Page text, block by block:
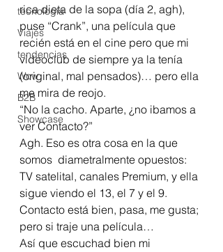
tecnología
Viajes
tendencias
Wow
B2B
Showcase
rica dieta de la sopa (día 2, agh),
puse “Crank”, una película que
recién está en el cine pero que mi
videoclub de siempre ya la tenía
(original, mal pensados)… pero ella
me mira de reojo.
“No la cacho. Aparte, ¿no ibamos a
ver Contacto?”
Agh. Eso es otra cosa en la que
somos  diametralmente opuestos:
TV satelital, canales Premium, y ella
sigue viendo el 13, el 7 y el 9.
Contacto está bien, pasa, me gusta;
pero si traje una película…
Así que escuchad bien mi